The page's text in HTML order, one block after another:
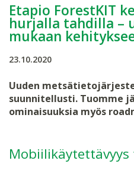
Etapio ForestKIT
hurjalla tahdilla –
mukaan
23.10.2020
Uuden
suunnitellusti. Tuomme
ominaisuuksia myös